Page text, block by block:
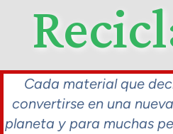
Cada material que
convertirse en una
planeta y para muchas